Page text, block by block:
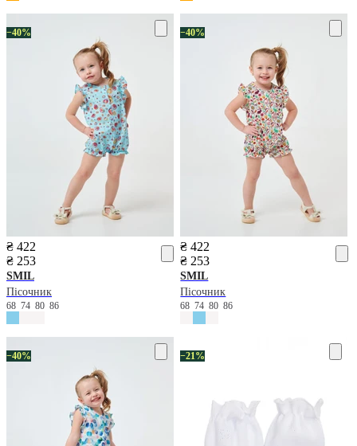
−40%
₴ 422
₴ 253
SMIL
Пісочник
68 74 80 86
−40%
₴ 422
₴ 253
SMIL
Пісочник
68748086
−40% −21%